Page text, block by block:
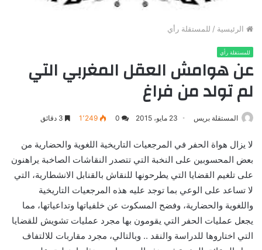
الرئيسية / للمستقلة رأي
للمستقلة رأي
عن هوامش العقل المغربي التي
لم تولد من فراغ
المستقلة بريس 23 مايو، 2015 0 1٬249
لا يزال هواة الحفر في المرجعيات التاريخية اللغوية والحضارية من
بعض المحسوبين على النخبة التي تتصدر النقاشات الصاخبة يراهنون
على تلغيم القضايا التي يطرحونها للنقاش بالقنابل الانشطارية، التي
لا تساعد على الوعي بما توجد عليه هذه المرجعيات التاريخية
واللغوية والحضارية، وفضح المسكوت عن خلفياتها وتداعياتها، مما
يجعل عمليات الحفر التي يقومون بها مجرد عمليات تشويش للقضايا
التي اختاروها للدراسة والنقد .. وبالتالي، مجرد مقاربات للالتفاف